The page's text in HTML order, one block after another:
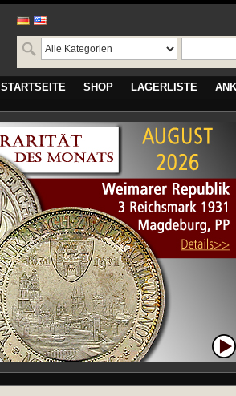
STARTSEITE SHOP LAGERLISTE